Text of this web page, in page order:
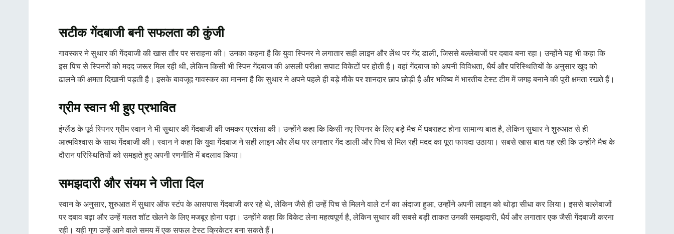
सटीक गेंदबाजी बनी सफलता की कुंजी
गावस्कर ने सुथार की गेंदबाजी की खास तौर पर सराहना की। उनका कहना है कि युवा स्पिनर ने लगातार सही लाइन और लेंथ पर गेंद डाली, जिससे बल्लेबाजों पर दबाव बना रहा। उन्होंने यह भी कहा कि
इस पिच से स्पिनरों को मदद जरूर मिल रही थी, लेकिन किसी भी स्पिन गेंदबाज की असली परीक्षा सपाट विकेटों पर होती है। वहां गेंदबाज को अपनी विविधता, धैर्य और परिस्थितियों के अनुसार खुद को
ढालने की क्षमता दिखानी पड़ती है। इसके बावजूद गावस्कर का मानना है कि सुथार ने अपने पहले ही बड़े मौके पर शानदार छाप छोड़ी है और भविष्य में भारतीय टेस्ट टीम में जगह बनाने की पूरी क्षमता रखते हैं।
ग्रीम स्वान भी हुए प्रभावित
इंग्लैंड के पूर्व स्पिनर ग्रीम स्वान ने भी सुथार की गेंदबाजी की जमकर प्रशंसा की। उन्होंने कहा कि किसी नए स्पिनर के लिए बड़े मैच में घबराहट होना सामान्य बात है, लेकिन सुथार ने शुरुआत से ही
आत्मविश्वास के साथ गेंदबाजी की। स्वान ने कहा कि युवा गेंदबाज ने सही लाइन और लेंथ पर लगातार गेंद डाली और पिच से मिल रही मदद का पूरा फायदा उठाया। सबसे खास बात यह रही कि उन्होंने मैच के
दौरान परिस्थितियों को समझते हुए अपनी रणनीति में बदलाव किया।
समझदारी और संयम ने जीता दिल
स्वान के अनुसार, शुरुआत में सुथार ऑफ स्टंप के आसपास गेंदबाजी कर रहे थे, लेकिन जैसे ही उन्हें पिच से मिलने वाले टर्न का अंदाजा हुआ, उन्होंने अपनी लाइन को थोड़ा सीधा कर लिया। इससे बल्लेबाजों
पर दबाव बढ़ा और उन्हें गलत शॉट खेलने के लिए मजबूर होना पड़ा। उन्होंने कहा कि विकेट लेना महत्वपूर्ण है, लेकिन सुथार की सबसे बड़ी ताकत उनकी समझदारी, धैर्य और लगातार एक जैसी गेंदबाजी करना
रही। यही गुण उन्हें आने वाले समय में एक सफल टेस्ट क्रिकेटर बना सकते हैं।